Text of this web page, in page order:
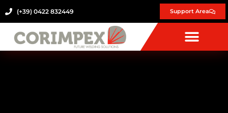
(+39) 0422 832449 Support Area